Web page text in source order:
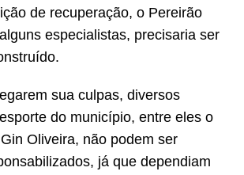
de recuperação, o Pereirão
especialistas, precisaria ser
sua culpas, diversos
do município, entre eles o
Oliveira, não podem ser
já que dependiam